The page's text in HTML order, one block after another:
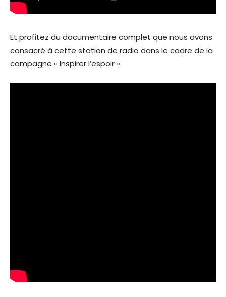
Et profitez du documentaire complet que nous avons
consacré à cette station de radio dans le cadre de la
campagne « Inspirer l’espoir ».